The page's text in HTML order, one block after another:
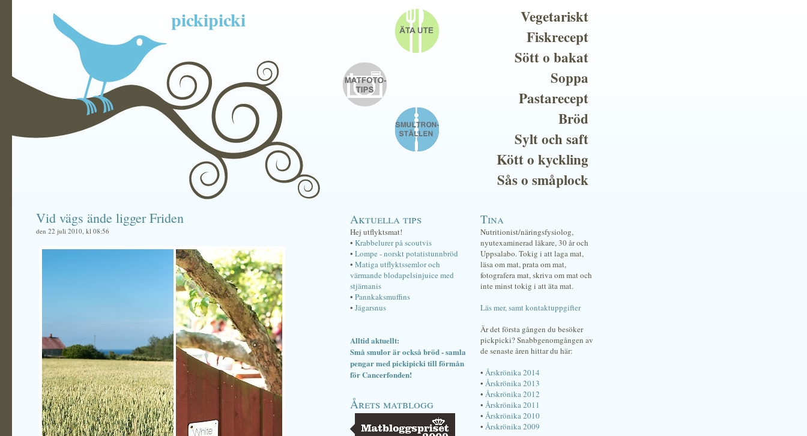
pickipicki
Vegetariskt
Fiskrecept
Sött o bakat
Soppa
Pastarecept
Bröd
Sylt och saft
Kött o kyckling
Sås o småplock
Vid vägs ände ligger Friden
den 22 juli 2010, kl 08:56
Aktuella tips
Hej utflyktsmat!
• Krabbelurer på scoutvis
• Lompe - norskt potatistunnbröd
• Matiga utflyktssemlor och
värmande blodapelsinjuice med
stjärnanis
• Pannkaksmuffins
• Jägarsnus
Alltid aktuellt:
Små smulor är också bröd - samla
pengar med pickipicki till förmån
för Cancerfonden!
Årets matblogg
Tina
Nutritionist/näringsfysiolog,
nyutexaminerad läkare, 30 år och
Uppsalabo. Tokig i att laga mat,
läsa om mat, prata om mat,
fotografera mat, skriva om mat och
inte minst tokig i att äta mat.
Läs mer, samt kontaktuppgifter
Är det första gången du besöker
pickpicki? Snabbgenomgången av
de senaste åren hittar du här:
• Årskrönika 2014
• Årskrönika 2013
• Årskrönika 2012
• Årskrönika 2011
• Årskrönika 2010
• Årskrönika 2009